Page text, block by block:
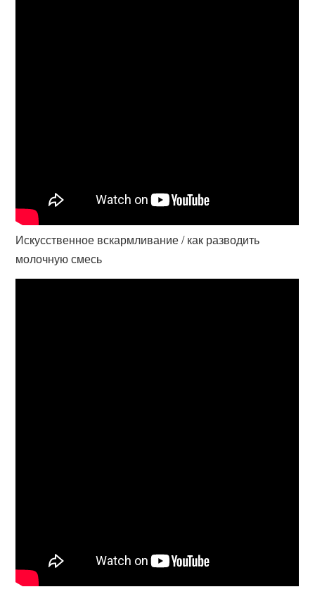
Искусственное вскармливание / как разводить
молочную смесь